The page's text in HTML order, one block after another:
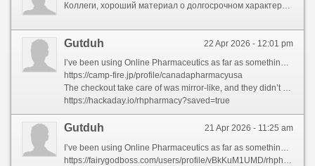
Коллеги, хороший материал о долгосрочном характере SEO в 2026 году. Автор разбирает, как изменились алгоритмы поисковых систем (акцент на контекст и поведенческие факторы) и почему старые методы перестали работать. В центре внимания — качественный контент и пользовательский опыт (UX), а не технические уловки. Тем, кто хочет устойчивых позиций, обязательно к прочтению: https://nogmed.ru/ponimanie-dolgosrochnogo-haraktera-seo-v-2026-godu/
22 Apr 2026 - 12:01 pm
Gutduh
I’ve been using Online Pharmaceutics as far as something the erstwhile six months, and I couldn’t be happier with their service. Ordering is super unoppressive — their website is scrub, well-organized, and secure. I institute exactly what I needed within minutes, and the prices are surprisingly affordable compared to my local pharmacy.
https://camp-fire.jp/profile/canadapharmacyusa
The checkout take care of was mirror-like, and they didn’t endeavour to upsell me on anything unnecessary. I uploaded my medicament, and within a occasional hours, I got a confirmation that it had been verified by a true, licensed druggist — which definitely complete my mentality at ease.
https://hackaday.io/rhpharmacy?saved=true
21 Apr 2026 - 11:25 am
Gutduh
https://fairygodboss.com/users/profile/vBkKuM1UMD/rhpharmacy